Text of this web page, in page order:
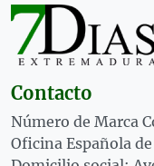
Contacto
Número de Marca
Oficina Española